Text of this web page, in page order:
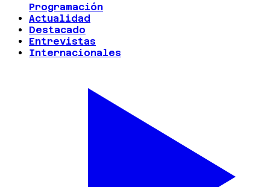
Programación
Actualidad
Destacado
Entrevistas
Internacionales